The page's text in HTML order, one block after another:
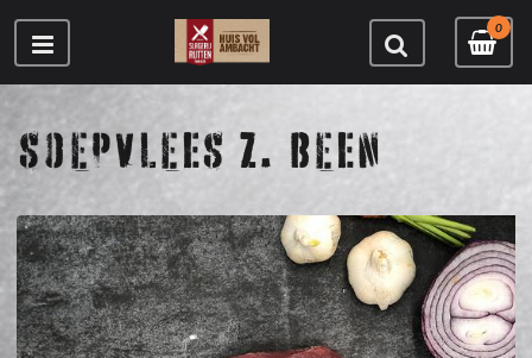
0
SOEPVLEES Z. BEEN